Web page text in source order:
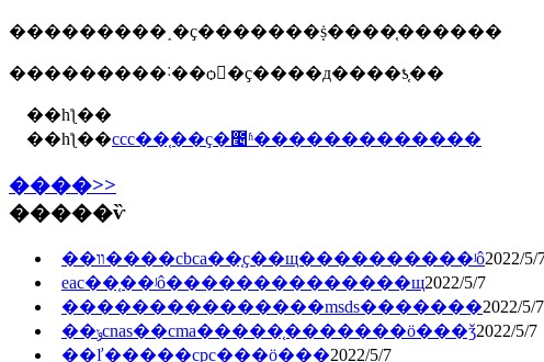
���������˰�ҫ�������ṩ����֤������
���������˸��ѻ󣬰�ҫ����д����ƾ֤��
��һƪ��
��һƪ��ccc��֤��ҫ�೤ʱ�������������
����>>
�����ѷ
��װ����cbca��֤ҫ��щ����������ʲô2022/5/
eac��֤��ʲô��������������щ2022/5/7
���������������msds�������2022/5/7
��ݸcnas��cma�����֤�������ö���ǯ2022/5/7
��ľ�����cpc���ö���2022/5/7